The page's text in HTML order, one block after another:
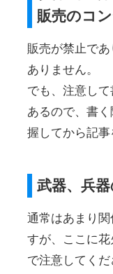
販売のコ
販売が禁止で
ありません。
でも、注意し
あるので、書
握してから記事
武器、兵
通常はあまり
すが、ここに
で注意してくだ